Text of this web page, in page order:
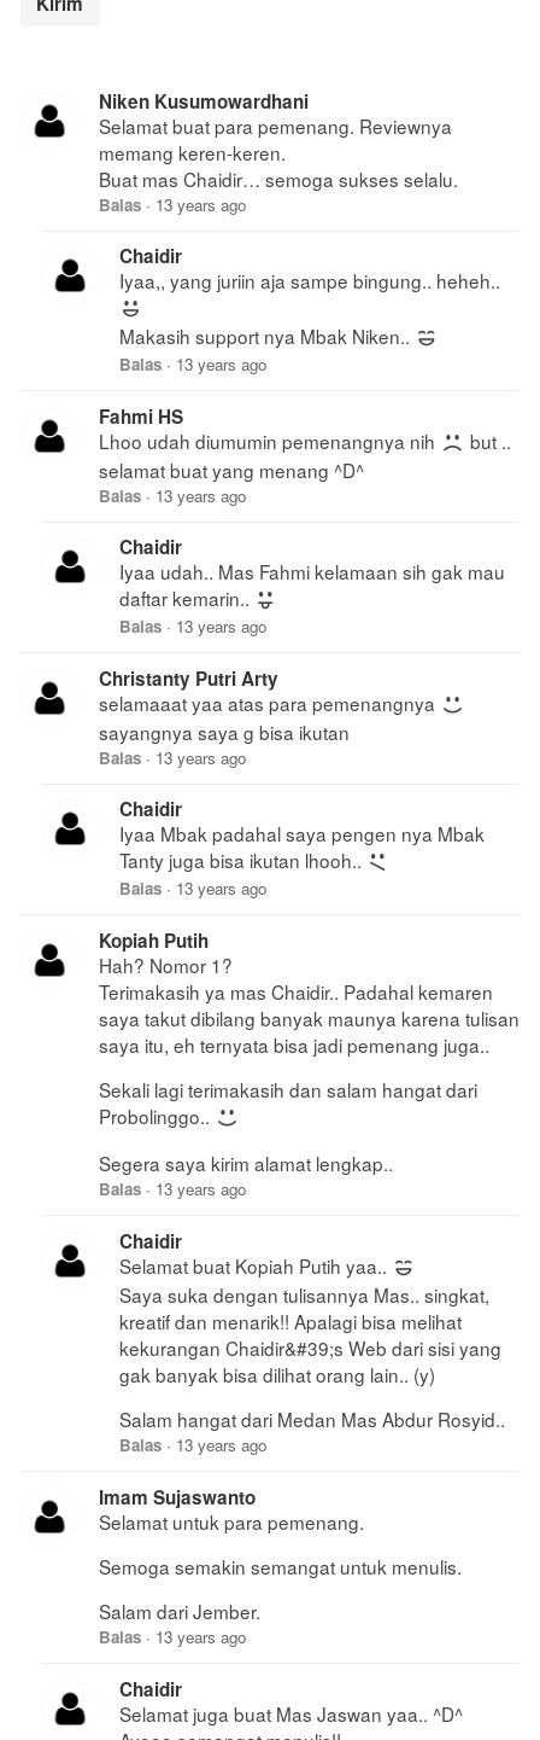
Niken Kusumowardhani
Selamat buat para pemenang. Reviewnya
memang keren-keren.
Buat mas Chaidir… semoga sukses selalu.
Balas · 13 years ago
Chaidir
Iyaa,, yang juriin aja sampe bingung.. heheh..
Makasih support nya Mbak Niken..
Balas · 13 years ago
Fahmi HS
Lhoo udah diumumin pemenangnya nih
but ..
selamat buat yang menang ^D^
Balas · 13 years ago
Chaidir
Iyaa udah.. Mas Fahmi kelamaan sih gak mau
daftar kemarin..
Balas · 13 years ago
Christanty Putri Arty
selamaaat yaa atas para pemenangnya
sayangnya saya g bisa ikutan
Balas · 13 years ago
Chaidir
Iyaa Mbak padahal saya pengen nya Mbak
Tanty juga bisa ikutan lhooh..
Balas · 13 years ago
Kopiah Putih
Hah? Nomor 1?
Terimakasih ya mas Chaidir.. Padahal kemaren
saya takut dibilang banyak maunya karena tulisan
saya itu, eh ternyata bisa jadi pemenang juga..
Sekali lagi terimakasih dan salam hangat dari
Probolinggo..
Segera saya kirim alamat lengkap..
Balas · 13 years ago
Chaidir
Selamat buat Kopiah Putih yaa..
Saya suka dengan tulisannya Mas.. singkat,
kreatif dan menarik!! Apalagi bisa melihat
kekurangan Chaidir&#39;s Web dari sisi yang
gak banyak bisa dilihat orang lain.. (y)
Salam hangat dari Medan Mas Abdur Rosyid..
Balas · 13 years ago
Imam Sujaswanto
Selamat untuk para pemenang.
Semoga semakin semangat untuk menulis.
Salam dari Jember.
Balas · 13 years ago
Chaidir
Selamat juga buat Mas Jaswan yaa.. ^D^